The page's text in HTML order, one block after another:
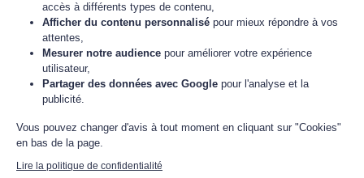
accès à différents types de contenu,
Afficher du contenu personnalisé pour mieux répondre à vos
attentes,
Mesurer notre audience pour améliorer votre expérience
utilisateur,
Partager des données avec Google pour l'analyse et la
publicité.
Vous pouvez changer d'avis à tout moment en cliquant sur "Cookies"
en bas de la page.
Lire la politique de confidentialité
J'acceptela politique de données personnelles de boisreduc.
© 2021 - 2026 boisreduc
L'énergie est notre avenir,économisons-là !
Paiement sécurisé